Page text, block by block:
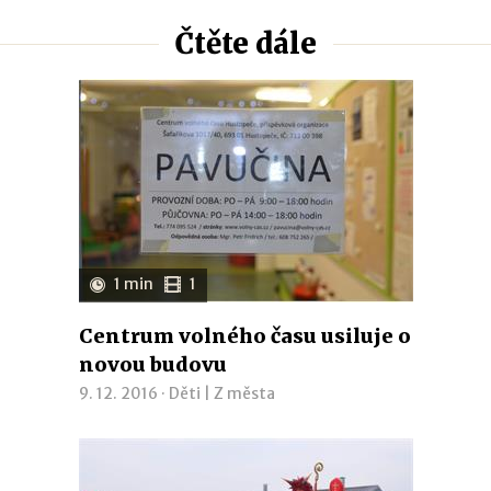
Čtěte dále
1 min 1
Centrum volného času usiluje o
novou budovu
9. 12. 2016 · Děti Z města